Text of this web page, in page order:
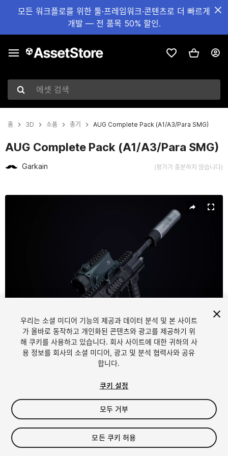
모든 워크플로를 위한 툴·프레임워크·콘텐츠로 더 빠르게
개발 — 전 품목 50% 할인.
에셋 검색
홈 3D 소품 총기 AUG Complete Pack (A1/A3/Para SMG)
AUG Complete Pack (A1/A3/Para SMG)
Garkain (평가가 충분하지 않습니다)
1/13
$79
세금/부가세는 결제 시 반영됩니다.
우리는 소셜 미디어 기능의 제공과 데이터 분석 및 본 사이트
가 올바로 동작하고 개인화된 콘텐츠와 광고를 제공하기 위
해 쿠키를 사용하고 있습니다. 회사 사이트에 대한 귀하의 사
용 정보를 회사의 소셜 미디어, 광고 및 분석 협력사와 공유
합니다.
쿠키 설정
모두 거부
모든 쿠키 허용